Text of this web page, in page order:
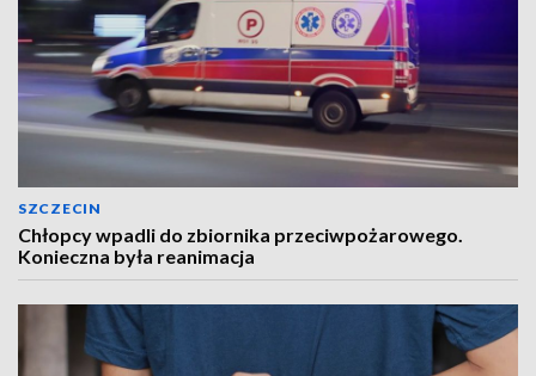
SZCZECIN
Chłopcy wpadli do zbiornika przeciwpożarowego.
Konieczna była reanimacja